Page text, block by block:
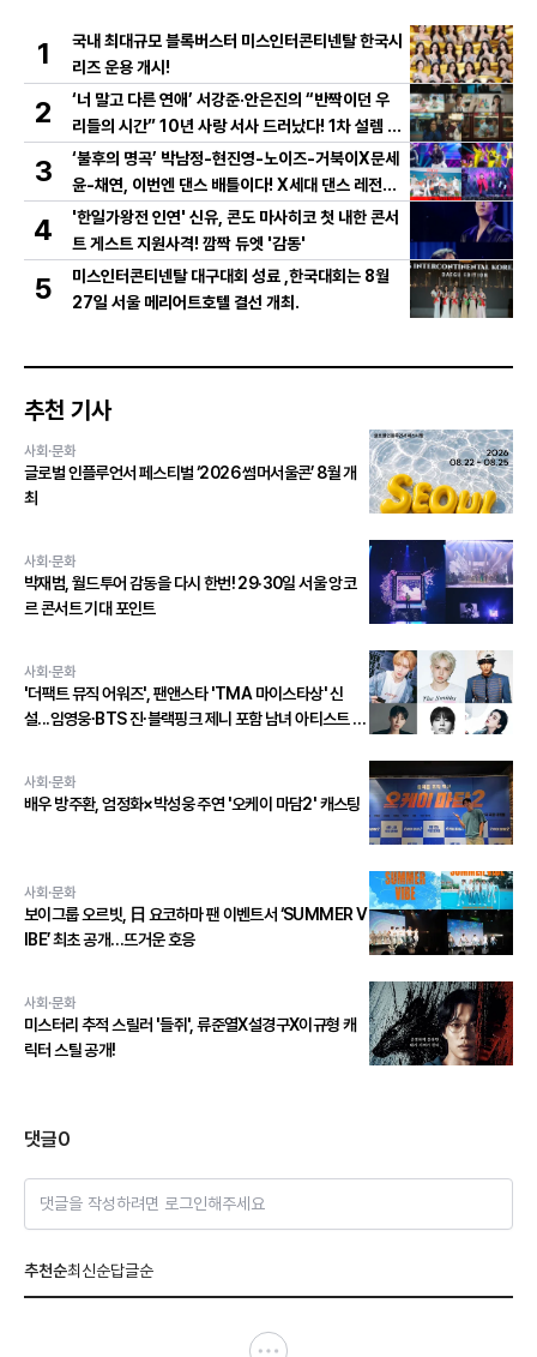
1
국내 최대규모 블록버스터 미스인터콘티넨탈 한국시
리즈 운용 개시!
2
‘너 말고 다른 연애’ 서강준·안은진의 “반짝이던 우
리들의 시간” 10년 사랑 서사 드러났다! 1차 설렘 티
저 영상 공개!
3
‘불후의 명곡’ 박남정-현진영-노이즈-거북이X문세
윤-채연, 이번엔 댄스 배틀이다! X세대 댄스 레전드
총출동! 댄스 본능 깨운다!
4
'한일가왕전 인연' 신유, 콘도 마사히코 첫 내한 콘서
트 게스트 지원사격! 깜짝 듀엣 '감동'
5
미스인터콘티넨탈 대구대회 성료 ,한국대회는 8월
27일 서울 메리어트호텔 결선 개최.
추천 기사
사회·문화
글로벌 인플루언서 페스티벌 ‘2026 썸머서울콘’ 8월 개
최
사회·문화
박재범, 월드투어 감동을 다시 한번! 29·30일 서울 앙코
르 콘서트 기대 포인트
사회·문화
'더팩트 뮤직 어워즈', 팬앤스타 'TMA 마이스타상' 신
설...임영웅∙BTS 진∙블랙핑크 제니 포함 남녀 아티스트 상
사회·문화
배우 방주환, 엄정화×박성웅 주연 '오케이 마담2' 캐스팅
사회·문화
보이그룹 오르빗, 日 요코하마 팬 이벤트서 ‘SUMMER V
IBE’ 최초 공개…뜨거운 호응
사회·문화
미스터리 추적 스릴러 '들쥐', 류준열X설경구X이규형 캐
릭터 스틸 공개!
댓글0
댓글을 작성하려면 로그인해주세요
추천순최신순답글순